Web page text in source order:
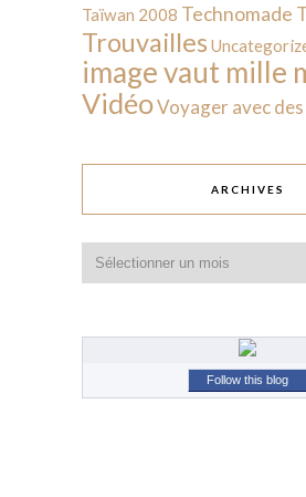
Taïwan 2008 Technomade
Trouvailles
image vaut mille
VidéoVoyager avec
ARCHIVES
Follow this blog